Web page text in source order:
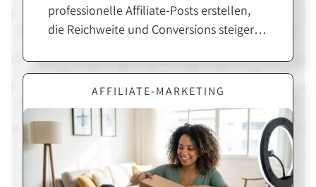
professionelle Affiliate-Posts erstellen,
die Reichweite und Conversions steigern.
Design, sondern die richtige Strategie
dahinter. Erfahre hier, wie du Canva
gezielt für erfolgreiche Affiliate-Inhalte
einsetzt.
AFFILIATE-MARKETING